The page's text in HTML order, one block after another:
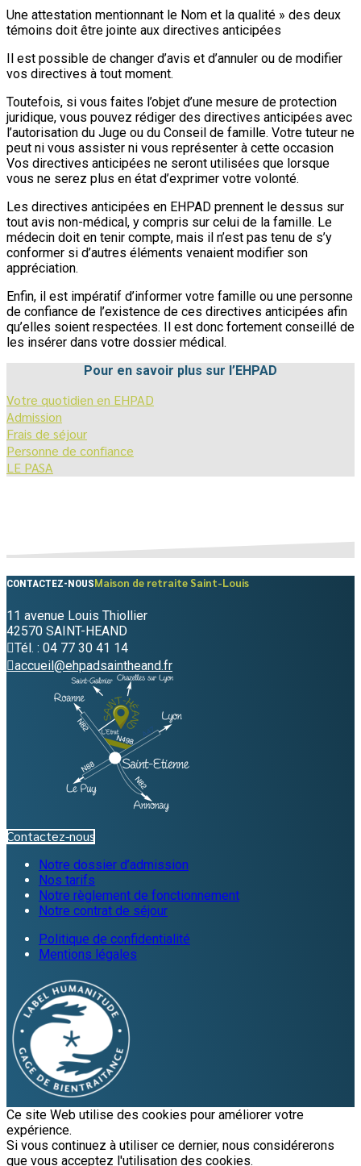
Une attestation mentionnant le Nom et la qualité » des deux
témoins doit être jointe aux directives anticipées
Il est possible de changer d’avis et d’annuler ou de modifier
vos directives à tout moment.
Toutefois, si vous faites l’objet d’une mesure de protection
juridique, vous pouvez rédiger des directives anticipées avec
l’autorisation du Juge ou du Conseil de famille. Votre tuteur ne
peut ni vous assister ni vous représenter à cette occasion
Vos directives anticipées ne seront utilisées que lorsque
vous ne serez plus en état d’exprimer votre volonté.
Les directives anticipées en EHPAD prennent le dessus sur
tout avis non-médical, y compris sur celui de la famille. Le
médecin doit en tenir compte, mais il n’est pas tenu de s’y
conformer si d’autres éléments venaient modifier son
appréciation.
Enfin, il est impératif d’informer votre famille ou une personne
de confiance de l’existence de ces directives anticipées afin
qu’elles soient respectées. Il est donc fortement conseillé de
les insérer dans votre dossier médical.
Pour en savoir plus sur l’EHPAD
Votre quotidien en EHPAD
Admission
Frais de séjour
Personne de confiance
LE PASA
CONTACTEZ-NOUSMaison de retraite Saint-Louis
11 avenue Louis Thiollier
42570 SAINT-HEAND
Tél. : 04 77 30 41 14
accueil@ehpadsaintheand.fr
Contactez-nous
Notre dossier d’admission
Nos tarifs
Notre règlement de fonctionnement
Notre contrat de séjour
Politique de confidentialité
Mentions légales
Ce site Web utilise des cookies pour améliorer votre
expérience.
Si vous continuez à utiliser ce dernier, nous considérerons
que vous acceptez l'utilisation des cookies.